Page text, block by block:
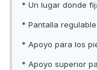
* Un lugar donde
* Pantalla
* Apoyo para los
* Apoyo superior